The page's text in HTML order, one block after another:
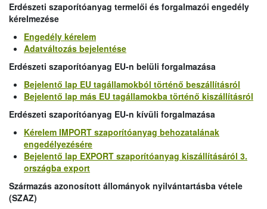
Erdészeti szaporítóanyag termelői és forgalmazói engedély
kérelmezése
Engedély kérelem
Adatváltozás bejelentése
Erdészeti szaporítóanyag EU-n belüli forgalmazása
Bejelentő lap EU tagállamokból történő beszállításról
Bejelentő lap más EU tagállamokba történő kiszállításról
Erdészeti szaporítóanyag EU-n kívüli forgalmazása
Kérelem IMPORT szaporítóanyag behozatalának
engedélyezésére
Bejelentő lap EXPORT szaporítóanyag kiszállításáról 3.
országba export
Származás azonosított állományok nyilvántartásba vétele
(SZAZ)